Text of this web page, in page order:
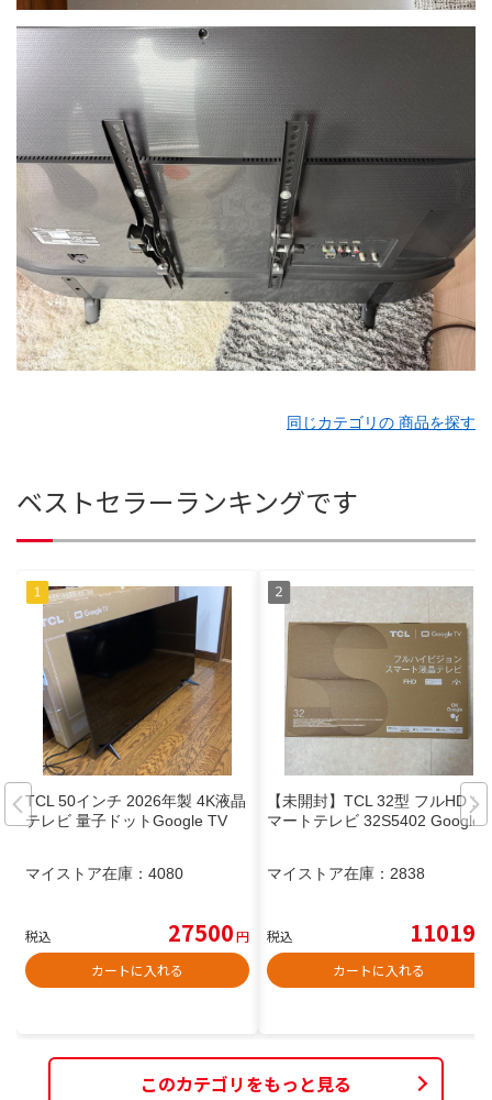
同じカテゴリの 商品を探す
ベストセラーランキングです
TCL 50インチ 2026年製 4K液晶
テレビ 量子ドットGoogle TV
マイストア在庫： 4080
税込 27500円
カートに入れる
【未開封】TCL 32型 フルHD ス
マートテレビ 32S5402 Google
マイストア在庫： 2838
税込 11019
カートに入れる
このカテゴリをもっと見る